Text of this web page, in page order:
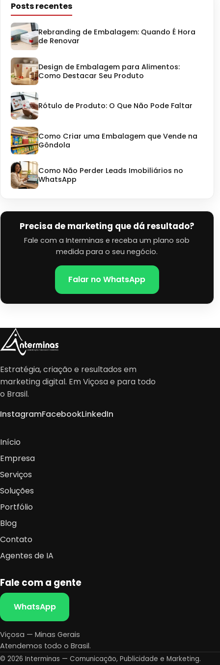
Posts recentes
Rebranding de Embalagem: Quando É Hora
de Renovar
Design de Embalagem para Alimentos:
Como Destacar Seu Produto
Rótulo de Produto: O Que Não Pode Faltar
Como Criar uma Embalagem que Vende na
Gôndola
Como Não Perder Leads Imobiliários no
WhatsApp
Precisa de marketing que dá resultado?
Fale com a Interminas e receba um plano sob
medida para o seu negócio.
Falar no WhatsApp
Estratégia, criação e resultados em
marketing digital. Em Viçosa e para todo
o Brasil.
InstagramFacebookLinkedIn
Início
Empresa
Serviços
Soluções
Portfólio
Blog
Contato
Agentes de IA
Fale com a gente
WhatsApp
Viçosa — Minas Gerais
Atendemos todo o Brasil.
© 2026 Interminas — Comunicação, Publicidade e Marketing.